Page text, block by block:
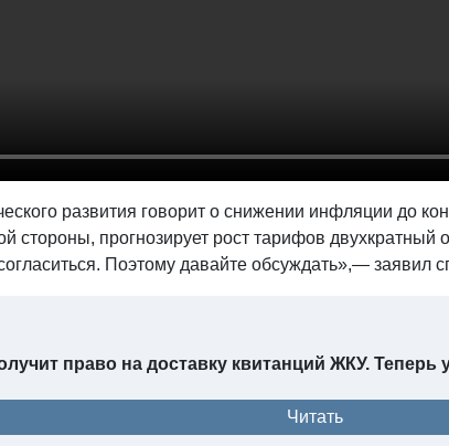
развития говорит о снижении инфляции до
стороны, прогнозирует рост тарифов
Поэтому давайте обсуждать»,— заявил
право на доставку квитанций ЖКУ. Теперь
Читать